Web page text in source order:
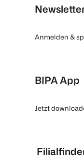
Anmelden &
BIPA App
Jetzt